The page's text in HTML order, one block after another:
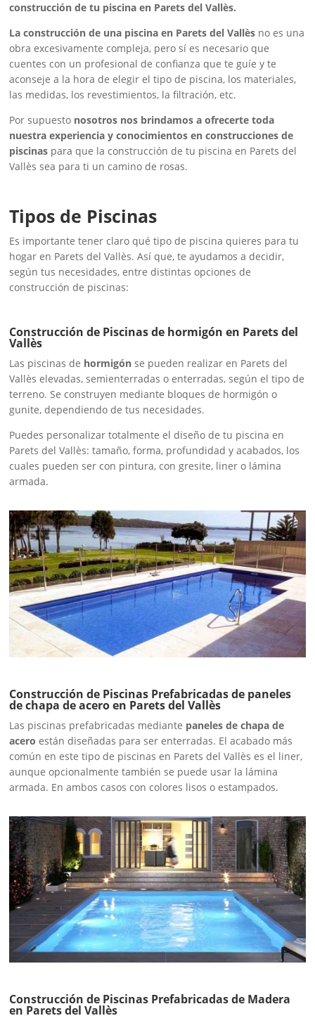
construcción de tu piscina en Parets del Vallès.
La construcción de una piscina en Parets del Vallès no es una
obra excesivamente compleja, pero sí es necesario que
cuentes con un profesional de confianza que te guíe y te
aconseje a la hora de elegir el tipo de piscina, los materiales,
las medidas, los revestimientos, la filtración, etc.
Por supuesto nosotros nos brindamos a ofrecerte toda
nuestra experiencia y conocimientos en construcciones de
piscinas para que la construcción de tu piscina en Parets del
Vallès sea para ti un camino de rosas.
Tipos de Piscinas
Es importante tener claro qué tipo de piscina quieres para tu
hogar en Parets del Vallès. Así que, te ayudamos a decidir,
según tus necesidades, entre distintas opciones de
construcción de piscinas:
Construcción de Piscinas de hormigón en Parets del
Vallès
Las piscinas de hormigónse pueden realizar en Parets del
Vallès elevadas, semienterradas o enterradas, según el tipo de
terreno. Se construyen mediante bloques de hormigón o
gunite, dependiendo de tus necesidades.
Puedes personalizar totalmente el diseño de tu piscina en
Parets del Vallès: tamaño, forma, profundidad y acabados, los
cuales pueden ser con pintura, con gresite, liner o lámina
armada.
Construcción de Piscinas Prefabricadas de paneles
de chapa de acero en Parets del Vallès
Las piscinas prefabricadas mediante paneles de chapa de
acero están diseñadas para ser enterradas. El acabado más
común en este tipo de piscinas en Parets del Vallès es el liner,
aunque opcionalmente también se puede usar la lámina
armada. En ambos casos con colores lisos o estampados.
Construcción de Piscinas Prefabricadas de Madera
en Parets del Vallès